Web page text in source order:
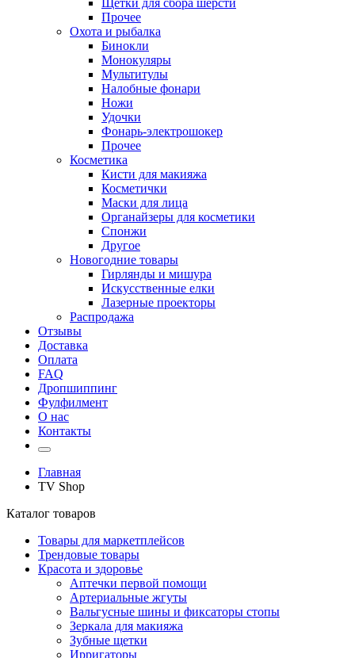
Щетки для сбора шерсти
Прочее
Охота и рыбалка
Бинокли
Монокуляры
Мультитулы
Налобные фонари
Ножи
Удочки
Фонарь-электрошокер
Прочее
Косметика
Кисти для макияжа
Косметички
Маски для лица
Органайзеры для косметики
Спонжи
Другое
Новогодние товары
Гирлянды и мишура
Искусственные елки
Лазерные проекторы
Распродажа
Отзывы
Доставка
Оплата
FAQ
Дропшиппинг
Фулфилмент
О нас
Контакты
Главная
TV Shop
Каталог товаров
Товары для маркетплейсов
Трендовые товары
Красота и здоровье
Аптечки первой помощи
Артериальные жгуты
Вальгусные шины и фиксаторы стопы
Зеркала для макияжа
Зубные щетки
Ирригаторы